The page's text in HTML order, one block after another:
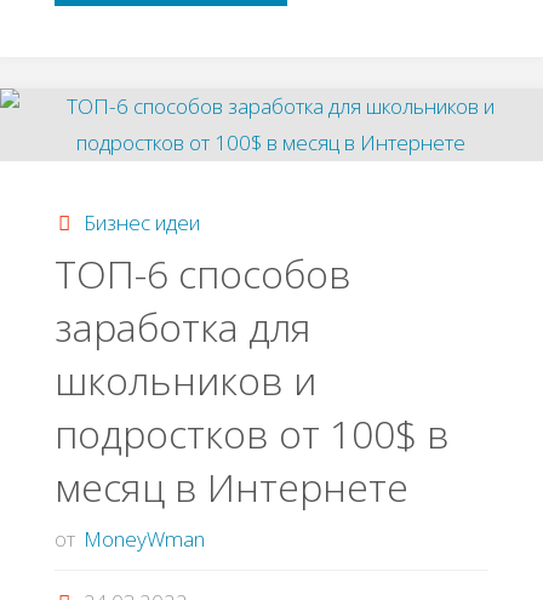
интернет-
бизнеса"
Бизнес идеи
ТОП-6 способов
заработка для
школьников и
подростков от 100$ в
месяц в Интернете
от MoneyWman